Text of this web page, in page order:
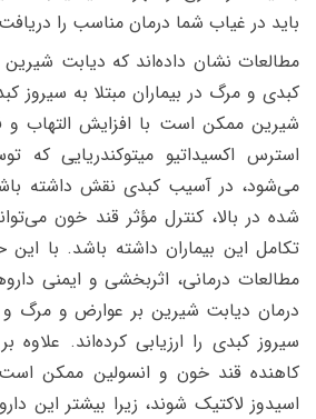
باید در غیاب شما درمان مناسب را
مطالعات نشان داده‌اند که دیابت
کبدی و مرگ در بیماران مبتلا به سیروز
شیرین ممکن است با افزایش التهاب و
استرس اکسیداتیو میتوکندریایی که
می‌شود، در آسیب کبدی نقش داشته
شده در بالا، کنترل مؤثر قند خون
تکامل این بیماران داشته باشد. با این
مطالعات درمانی، اثربخشی و ایمنی
درمان دیابت شیرین بر عوارض و مرگ و
سیروز کبدی را ارزیابی کرده‌اند. علاوه
کاهنده قند خون و انسولین ممکن
اسیدوز لاکتیک شوند، زیرا بیشتر این